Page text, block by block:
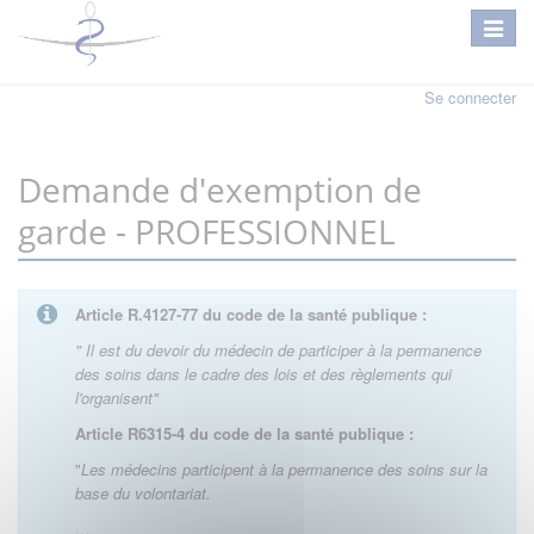
Se connecter
Demande d'exemption de
garde - PROFESSIONNEL
Article R.4127-77 du code de la santé publique :
" Il est du devoir du médecin de participer à la permanence
des soins dans le cadre des lois et des règlements qui
l'organisent"
Article R6315-4 du code de la santé publique :
"Les médecins participent à la permanence des soins sur la
base du volontariat.
…